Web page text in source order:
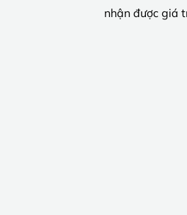
nhận được giá